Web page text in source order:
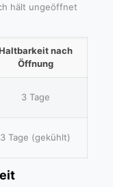
hält ungeöffnet
nach
Öffnung
3 Tage
3 Tage (gekühlt)